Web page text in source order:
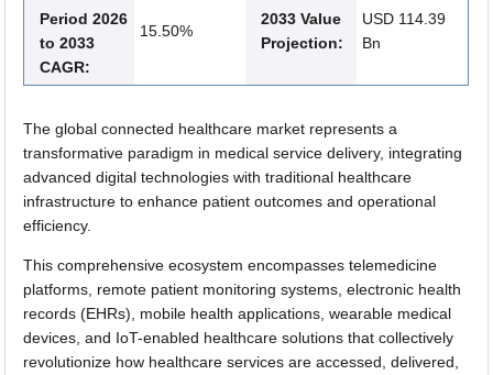
Period 2026
to 2033
CAGR:
15.50%
2033 Value
Projection:
USD 114.39
Bn
The global connected healthcare market represents a
transformative paradigm in medical service delivery, integrating
advanced digital technologies with traditional healthcare
infrastructure to enhance patient outcomes and operational
efficiency.
This comprehensive ecosystem encompasses telemedicine
platforms, remote patient monitoring systems, electronic health
records (EHRs), mobile health applications, wearable medical
devices, and IoT-enabled healthcare solutions that collectively
revolutionize how healthcare services are accessed, delivered,